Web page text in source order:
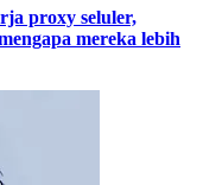
proxy seluler,
mereka lebih